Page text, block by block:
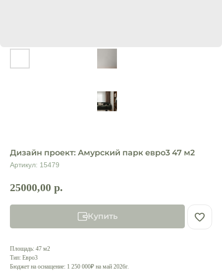
Дизайн проект: Амурский парк евро3 47 м2
Артикул: 15479
25000,00 р.
Купить
Площадь: 47 м2
Тип: Евро3
Бюджет на оснащение: 1 250 000₽ на май 2026г.